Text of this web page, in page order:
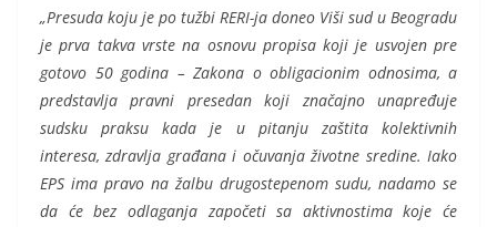
„Presuda koju je po tužbi RERI-ja doneo Viši sud u Beogradu
je prva takva vrste na osnovu propisa koji je usvojen pre
gotovo 50 godina – Zakona o obligacionim odnosima, a
predstavlja pravni presedan koji značajno unapređuje
sudsku praksu kada je u pitanju zaštita kolektivnih
interesa, zdravlja građana i očuvanja životne sredine. Iako
EPS ima pravo na žalbu drugostepenom sudu, nadamo se
da će bez odlaganja započeti sa aktivnostima koje će